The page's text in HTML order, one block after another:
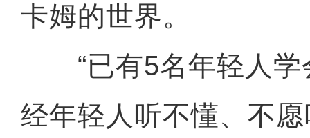
卡姆的世界。
“已有5名年轻人学
经年轻人听不懂、不